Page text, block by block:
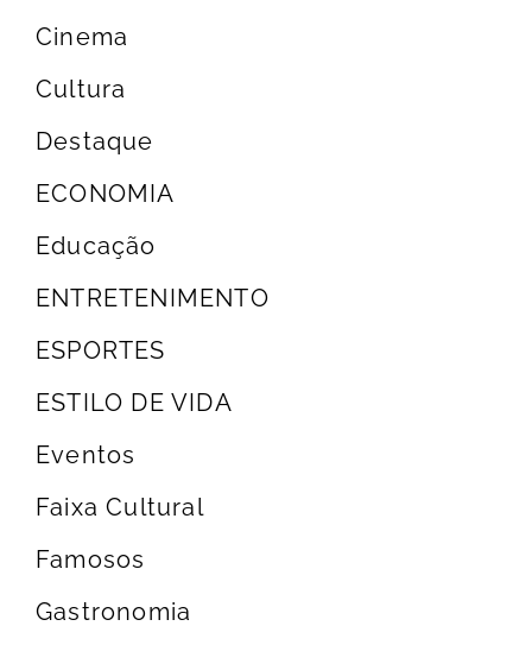
Cinema
Cultura
Destaque
ECONOMIA
Educação
ENTRETENIMENTO
ESPORTES
ESTILO DE VIDA
Eventos
Faixa Cultural
Famosos
Gastronomia